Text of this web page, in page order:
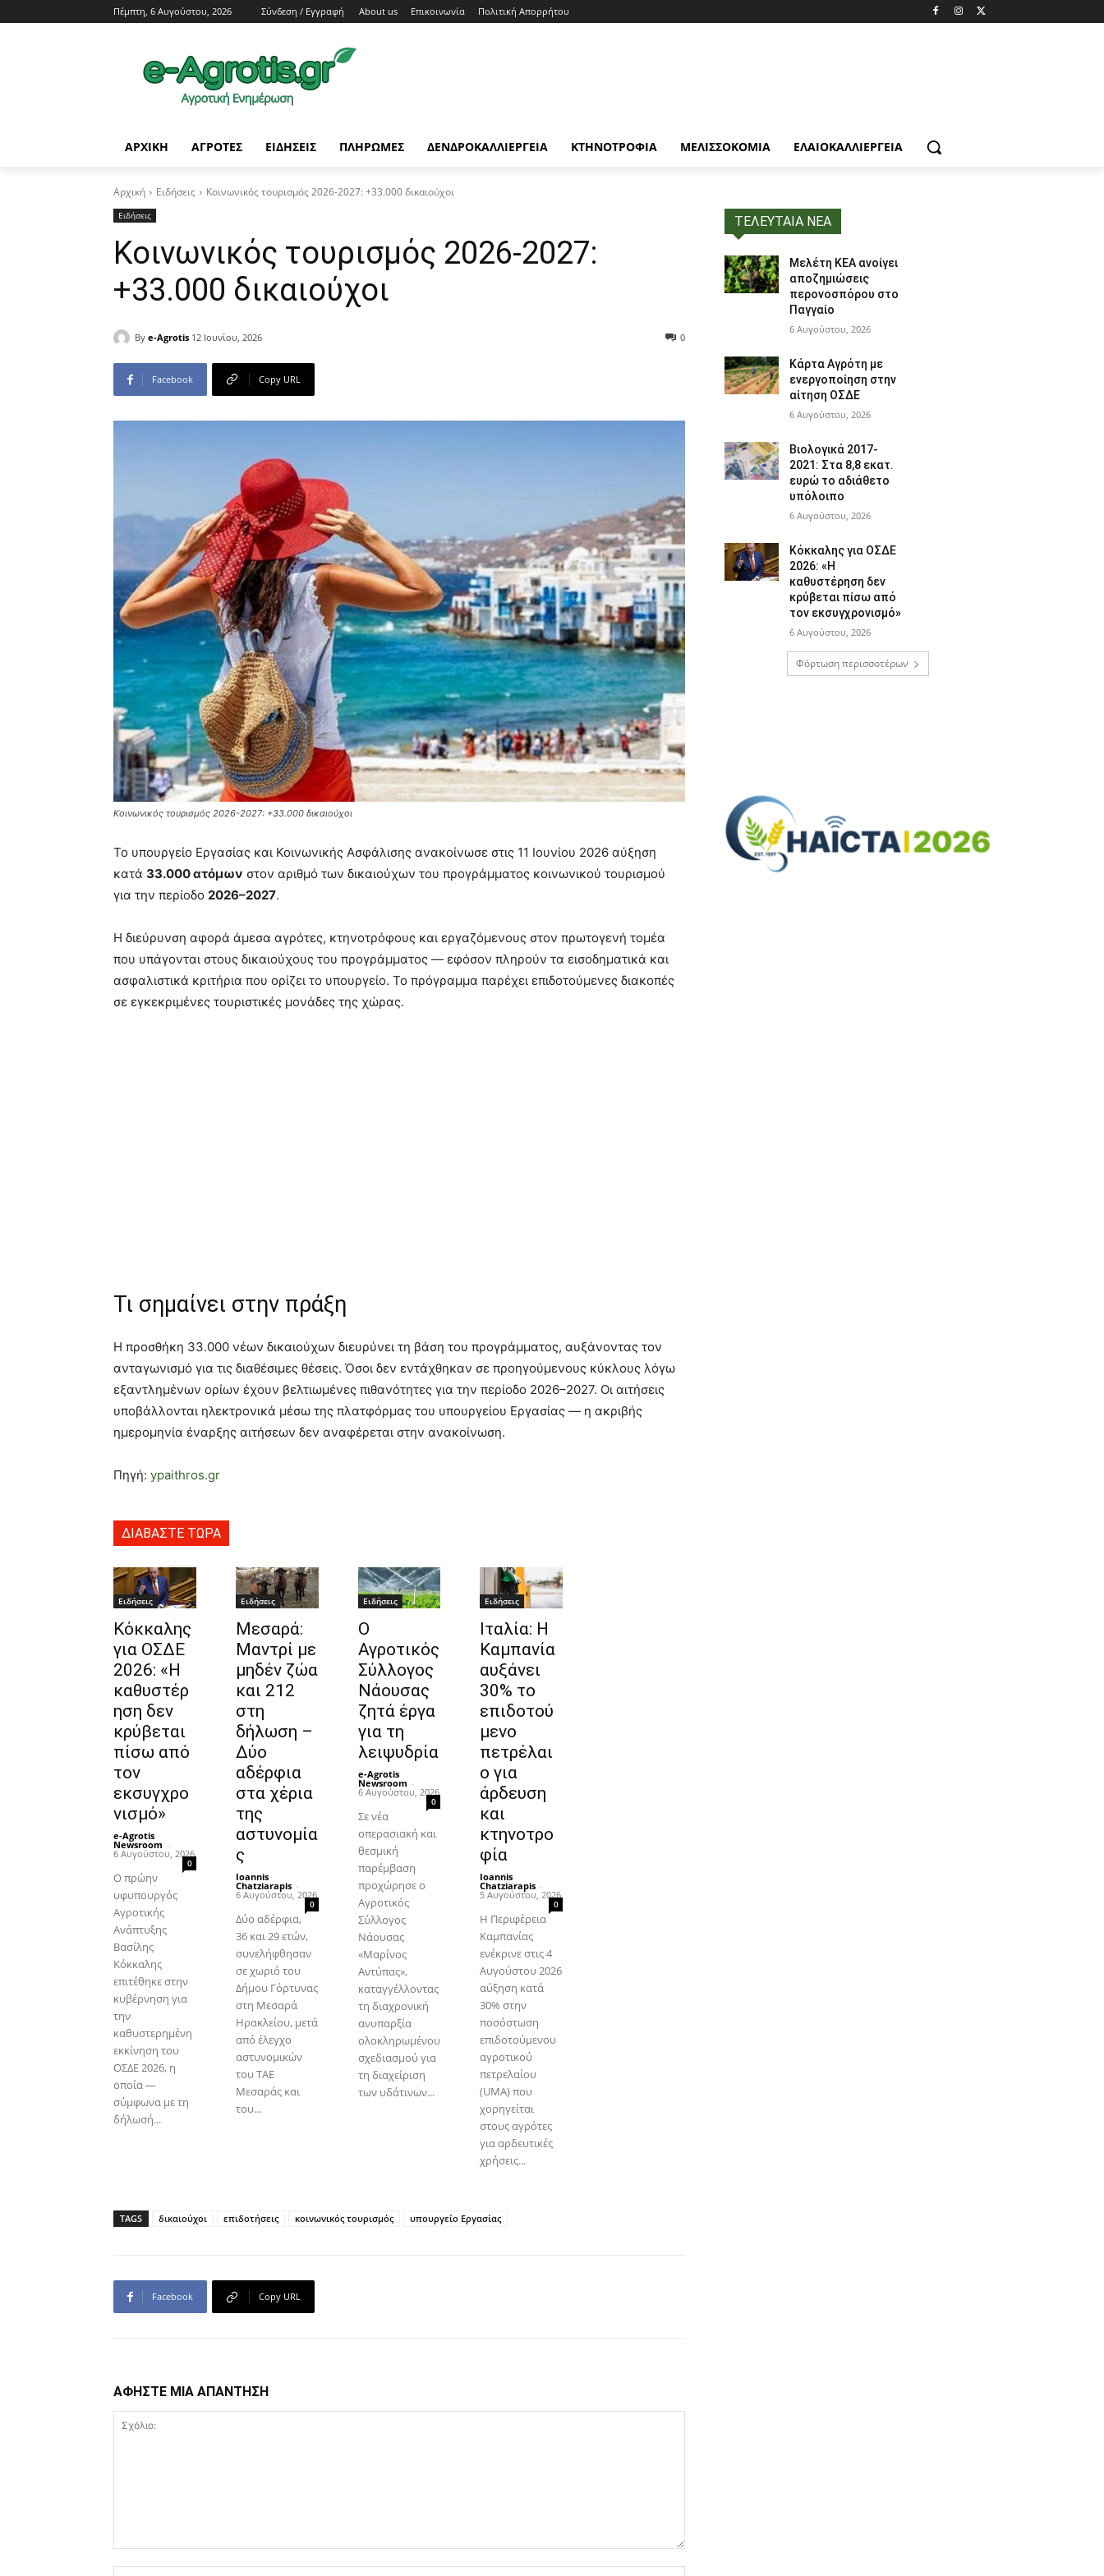
Πέμπτη, 6 Αυγούστου, 2026 Σύνδεση / Εγγραφή About us Επικοινωνία Πολιτική Απορρήτου
ΑΡΧΙΚΗ AΓΡΟΤΕΣ ΕΙΔΗΣΕΙΣ ΠΛΗΡΩΜΕΣ ΔΕΝΔΡΟΚΑΛΛΙΕΡΓΕΙΑ ΚΤΗΝΟΤΡΟΦΙΑ ΜΕΛΙΣΣΟΚΟΜΙΑ ΕΛΑΙΟΚΑΛΛΙΈΡΓΕΙΑ
Αρχική Ειδήσεις Κοινωνικός τουρισμός 2026-2027: +33.000 δικαιούχοι
Ειδήσεις
Κοινωνικός τουρισμός 2026-2027:
+33.000 δικαιούχοι
By e-Agrotis 12 Ιουνίου, 2026 0
Facebook Copy URL
Κοινωνικός τουρισμός 2026-2027: +33.000 δικαιούχοι
Το υπουργείο Εργασίας και Κοινωνικής Ασφάλισης ανακοίνωσε στις 11 Ιουνίου 2026 αύξηση
κατά 33.000 ατόμων στον αριθμό των δικαιούχων του προγράμματος κοινωνικού τουρισμού
για την περίοδο 2026–2027.
Η διεύρυνση αφορά άμεσα αγρότες, κτηνοτρόφους και εργαζόμενους στον πρωτογενή τομέα
που υπάγονται στους δικαιούχους του προγράμματος — εφόσον πληρούν τα εισοδηματικά και
ασφαλιστικά κριτήρια που ορίζει το υπουργείο. Το πρόγραμμα παρέχει επιδοτούμενες διακοπές
σε εγκεκριμένες τουριστικές μονάδες της χώρας.
Τι σημαίνει στην πράξη
Η προσθήκη 33.000 νέων δικαιούχων διευρύνει τη βάση του προγράμματος, αυξάνοντας τον
ανταγωνισμό για τις διαθέσιμες θέσεις. Όσοι δεν εντάχθηκαν σε προηγούμενους κύκλους λόγω
εξαντλημένων ορίων έχουν βελτιωμένες πιθανότητες για την περίοδο 2026–2027. Οι αιτήσεις
υποβάλλονται ηλεκτρονικά μέσω της πλατφόρμας του υπουργείου Εργασίας — η ακριβής
ημερομηνία έναρξης αιτήσεων δεν αναφέρεται στην ανακοίνωση.
Πηγή: ypaithros.gr
ΔΙΑΒΑΣΤΕ ΤΩΡΑ
Ειδήσεις
Κόκκαλης
για ΟΣΔΕ
2026: «Η
καθυστέρ
ηση δεν
κρύβεται
πίσω από
τον
εκσυγχρο
νισμό»
e-Agrotis
Newsroom -
6 Αυγούστου, 2026
0
Ο πρώην
υφυπουργός
Αγροτικής
Ανάπτυξης
Βασίλης
Κόκκαλης
επιτέθηκε στην
κυβέρνηση για
την
καθυστερημένη
εκκίνηση του
ΟΣΔΕ 2026, η
οποία —
σύμφωνα με τη
δήλωσή...
Ειδήσεις
Μεσαρά:
Μαντρί με
μηδέν ζώα
και 212
στη
δήλωση –
Δύο
αδέρφια
στα χέρια
της
αστυνομία
ς
Ioannis
Chatziarapis -
6 Αυγούστου, 2026
0
Δύο αδέρφια,
36 και 29 ετών,
συνελήφθησαν
σε χωριό του
Δήμου Γόρτυνας
στη Μεσαρά
Ηρακλείου, μετά
από έλεγχο
αστυνομικών
του ΤΑΕ
Μεσαράς και
του...
Ειδήσεις
Ο
Αγροτικός
Σύλλογος
Νάουσας
ζητά έργα
για τη
λειψυδρία
e-Agrotis
Newsroom -
6 Αυγούστου, 2026
0
Σε νέα
οπερασιακή και
θεσμική
παρέμβαση
προχώρησε ο
Αγροτικός
Σύλλογος
Νάουσας
«Μαρίνος
Αντύπας»,
καταγγέλλοντας
τη διαχρονική
ανυπαρξία
ολοκληρωμένου
σχεδιασμού για
τη διαχείριση
των υδάτινων...
Ειδήσεις
Ιταλία: Η
Καμπανία
αυξάνει
30% το
επιδοτού
μενο
πετρέλαι
ο για
άρδευση
και
κτηνοτρο
φία
Ioannis
Chatziarapis -
5 Αυγούστου, 2026
0
Η Περιφέρεια
Καμπανίας
ενέκρινε στις 4
Αυγούστου 2026
αύξηση κατά
30% στην
ποσόστωση
επιδοτούμενου
αγροτικού
πετρελαίου
(UMA) που
χορηγείται
στους αγρότες
για αρδευτικές
χρήσεις...
TAGS δικαιούχοι επιδοτήσεις κοινωνικός τουρισμός υπουργείο Εργασίας
Facebook Copy URL
ΑΦΗΣΤΕ ΜΙΑ ΑΠΑΝΤΗΣΗ
ΤΕΛΕΥΤΑΙΑ ΝΕΑ
Μελέτη ΚΕΑ ανοίγει
αποζημιώσεις
περονοσπόρου στο
Παγγαίο
6 Αυγούστου, 2026
Κάρτα Αγρότη με
ενεργοποίηση στην
αίτηση ΟΣΔΕ
6 Αυγούστου, 2026
Βιολογικά 2017-
2021: Στα 8,8 εκατ.
ευρώ το αδιάθετο
υπόλοιπο
6 Αυγούστου, 2026
Κόκκαλης για ΟΣΔΕ
2026: «Η
καθυστέρηση δεν
κρύβεται πίσω από
τον εκσυγχρονισμό»
6 Αυγούστου, 2026
Φόρτωση περισσοτέρων